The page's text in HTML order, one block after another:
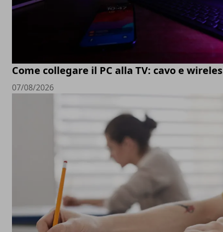
Come collegare il PC alla TV: cavo e
07/08/2026